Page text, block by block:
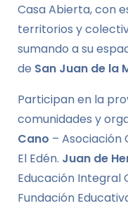
Casa Abierta, con
territorios y
sumando a su
de San Juan de la
Participan en la
comunidades y
Cano – Asociación
El Edén. Juan de
Educación Integral
Fundación